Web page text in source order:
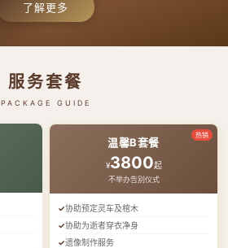
了解更多
服务套餐
PACKAGE GUIDE
热销
温馨B套餐
¥3800起
不举办告别仪式
协助预定灵车及棺木
协助为逝者穿衣净身
遗像制作服务